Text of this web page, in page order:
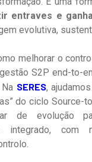
entraves e
evolutiva,
melhorar o
S2P end-to-
SERES,
do ciclo Source-
de evolução
integrado, com